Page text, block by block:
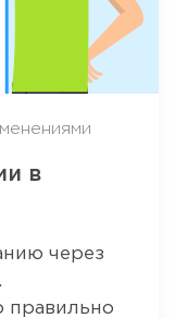
в
через
правильно